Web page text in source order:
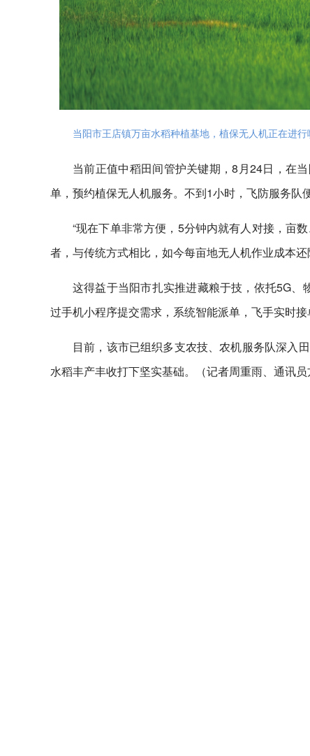
当阳市王店镇万亩水稻种植基地，植保无人机正在进行
当前正值中稻田间管护关键期，8月24日，在
单，预约植保无人机服务。不到1小时，飞防服务队
“现在下单非常方便，5分钟内就有人对接，亩
者，与传统方式相比，如今每亩地无人机作业成本还
这得益于当阳市扎实推进藏粮于技，依托5G、
过手机小程序提交需求，系统智能派单，飞手实时
目前，该市已组织多支农技、农机服务队深入
水稻丰产丰收打下坚实基础。（记者周重雨、通讯员